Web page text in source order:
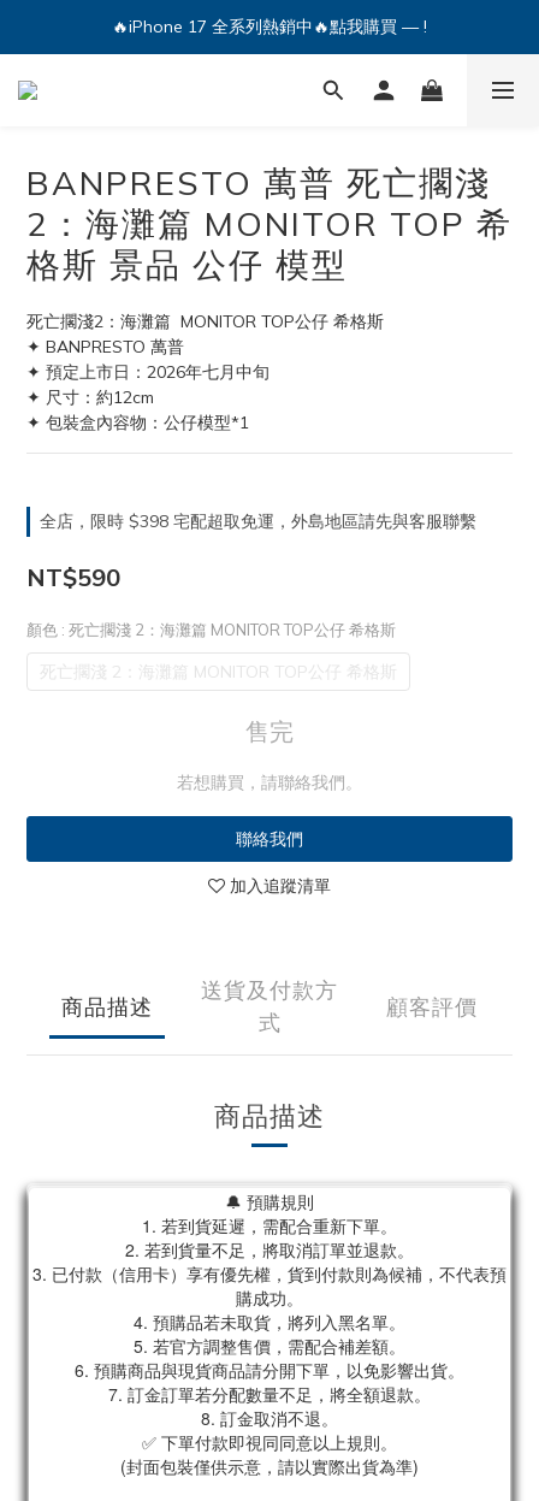
🔥iPhone 17 全系列熱銷中🔥點我購買 — !
🔥iPhone 17 全系列熱銷中🔥點我購買 — !
💕加入Q哥 Line 新好友領優惠券！🎫
BANPRESTO 萬普 死亡擱淺
2：海灘篇 MONITOR TOP 希
格斯 景品 公仔 模型
死亡擱淺2：海灘篇  MONITOR TOP公仔 希格斯
✦ BANPRESTO 萬普
✦ 預定上市日：2026年七月中旬
✦ 尺寸：約12cm
✦ 包裝盒內容物：公仔模型*1
全店，限時 $398 宅配超取免運，外島地區請先與客服聯繫
NT$590
顏色 : 死亡擱淺 2：海灘篇 MONITOR TOP公仔 希格斯
死亡擱淺 2：海灘篇 MONITOR TOP公仔 希格斯
售完
若想購買，請聯絡我們。
聯絡我們
加入追蹤清單
商品描述
送貨及付款方
式
顧客評價
商品描述
🔔 預購規則
1. 若到貨延遲，需配合重新下單。
2. 若到貨量不足，將取消訂單並退款。
3. 已付款（信用卡）享有優先權，貨到付款則為候補，不代表預
購成功。
4. 預購品若未取貨，將列入黑名單。
5. 若官方調整售價，需配合補差額。
6. 預購商品與現貨商品請分開下單，以免影響出貨。
7. 訂金訂單若分配數量不足，將全額退款。
8. 訂金取消不退。
✅ 下單付款即視同同意以上規則。
(封面包裝僅供示意，請以實際出貨為準)